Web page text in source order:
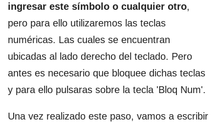
ingresar este símbolo o cualquier otro,
pero para ello utilizaremos las teclas
numéricas. Las cuales se encuentran
ubicadas al lado derecho del teclado. Pero
antes es necesario que bloquee dichas teclas
y para ello pulsaras sobre la tecla 'Bloq Num'.
Una vez realizado este paso, vamos a escribir